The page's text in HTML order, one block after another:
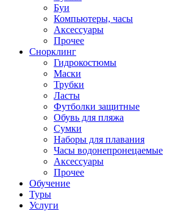
Буи
Компьютеры, часы
Аксессуары
Прочее
Снорклинг
Гидрокостюмы
Маски
Трубки
Ласты
Футболки защитные
Обувь для пляжа
Сумки
Наборы для плавания
Часы водонепронецаемые
Аксессуары
Прочее
Обучение
Туры
Услуги